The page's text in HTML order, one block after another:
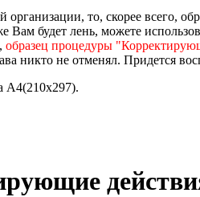
организации, то, скорее всего,
будет лень, можете
образец процедуры
никто не отменял. Придется
А4(210х297).